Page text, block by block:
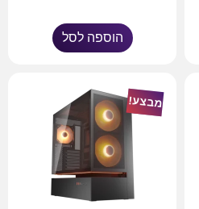
הוספה לסל
מבצע!